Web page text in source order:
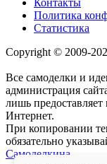
Политика
Статистика
Copyright © 2009-
Все самоделки и
администрация
лишь предоставляет
Интернет.
При копировании
обязательно
Самоделкина